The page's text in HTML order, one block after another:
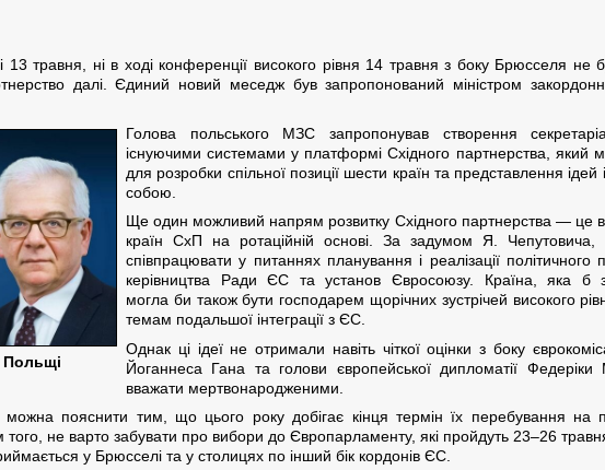
13 травня, ні в ході конференції високого рівня 14 травня з боку Брюсселя не
далі. Єдиний новий меседж був запропонований міністром
Польщі
Голова польського МЗС запропонував створення
існуючими системами у платформі Східного партнерства, який
для розробки спільної позиції шести країн та представлення ідей
собою.
Ще один можливий напрям розвитку Східного партнерства — це
країн СхП на ротаційній основі. За задумом Я. Чепутовича,
співпрацювати у питаннях планування і реалізації політичного
керівництва Ради ЄС та установ Євросоюзу. Країна, яка б
могла би також бути господарем щорічних зустрічей високого
темам подальшої інтеграції з ЄС.
Однак ці ідеї не отримали навіть чіткої оцінки з боку
Йоганнеса Гана та голови європейської дипломатії
вважати мертвонародженими.
можна пояснити тим, що цього року добігає кінця термін їх перебування на
того, не варто забувати про вибори до Європарламенту, які пройдуть 23–26
у Брюсселі та у столицях по інший бік кордонів ЄС.